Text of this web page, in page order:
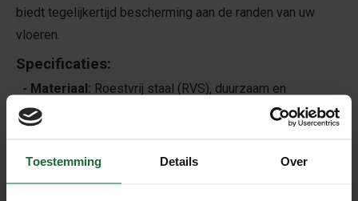
Toestemming Details Over
biedt tegelijkertijd bescherming aan de randen van uw
vloeren.
Specificaties:
- Materiaal: Roestvrij staal (RVS), duurzaam en
corrosiebestendig.
vloerniveaus van
0 tot 20 mm, ideaal voor gebruik bij